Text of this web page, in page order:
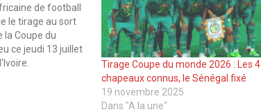
de football
le tirage au sort
la Coupe du
ce jeudi 13 juillet
quelques
Tirage Coupe du monde 2026 : Les 4
chapeaux connus, le Sénégal fixé
19 novembre 2025
Dans "A la une"